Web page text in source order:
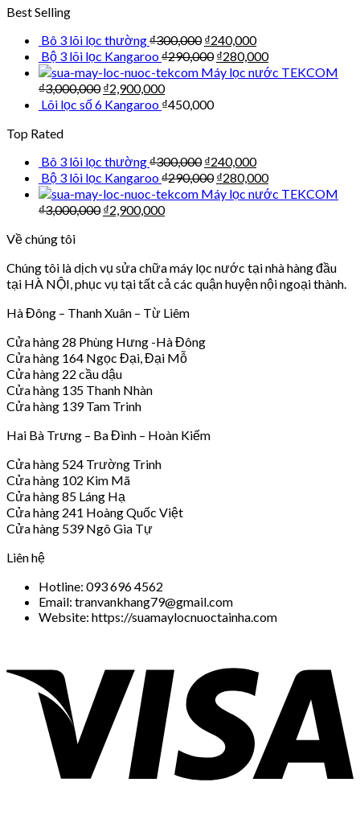
Best Selling
Bô 3 lõi lọc thường₫300,000 ₫240,000
Bộ 3 lõi lọc Kangaroo₫290,000 ₫280,000
Máy lọc nước TEKCOM
₫3,000,000 ₫2,900,000
Lõi lọc số 6 Kangaroo ₫450,000
Top Rated
Bô 3 lõi lọc thường₫300,000 ₫240,000
Bộ 3 lõi lọc Kangaroo₫290,000 ₫280,000
Máy lọc nước TEKCOM
₫3,000,000 ₫2,900,000
Về chúng tôi
Chúng tôi là dịch vụ sửa chữa máy lọc nước tại nhà hàng đầu
tại HÀ NỘI, phục vụ tại tất cả các quận huyện nội ngoại thành.
Hà Đông – Thanh Xuân – Từ Liêm
Cửa hàng 28 Phùng Hưng -Hà Đông
Cửa hàng 164 Ngọc Đại, Đại Mỗ
Cửa hàng 22 cầu dậu
Cửa hàng 135 Thanh Nhàn
Cửa hàng 139 Tam Trinh
Hai Bà Trưng – Ba Đình – Hoàn Kiếm
Cửa hàng 524 Trường Trinh
Cửa hàng 102 Kim Mã
Cửa hàng 85 Láng Hạ
Cửa hàng 241 Hoàng Quốc Việt
Cửa hàng 539 Ngô Gia Tự
Liên hệ
Hotline: 093 696 4562
Email: tranvankhang79@gmail.com
Website: https://suamaylocnuoctainha.com